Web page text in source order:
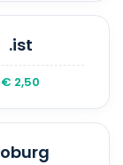
.ist
€ 2,50